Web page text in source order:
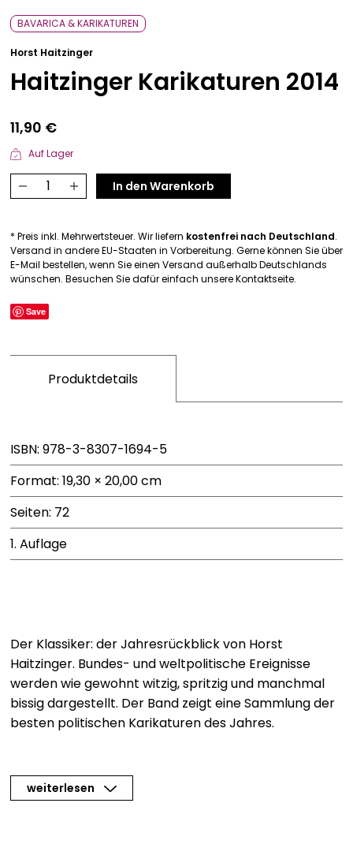
BAVARICA & KARIKATUREN
Horst Haitzinger
Haitzinger Karikaturen 2014
11,90 €
Auf Lager
Haitzinger
Karikaturen
Menge
In den Warenkorb
* Preis inkl. Mehrwertsteuer. Wir liefern kostenfrei nach Deutschland.
Versand in andere EU-Staaten in Vorbereitung. Gerne können Sie über
E-Mail bestellen, wenn Sie einen Versand außerhalb Deutschlands
wünschen. Besuchen Sie dafür einfach unsere Kontaktseite.
Save
Produktdetails
ISBN: 978-3-8307-1694-5
Format: 19,30 × 20,00 cm
Seiten: 72
1. Auflage
Der Klassiker: der Jahresrückblick von Horst
Haitzinger. Bundes- und weltpolitische Ereignisse
werden wie gewohnt witzig, spritzig und manchmal
bissig dargestellt. Der Band zeigt eine Sammlung der
besten politischen Karikaturen des Jahres.
weiterlesen